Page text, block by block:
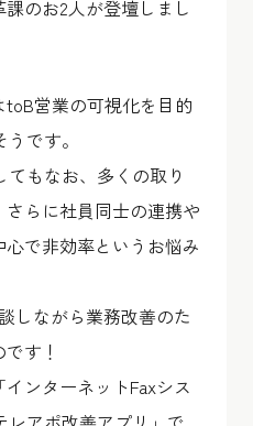
のお2人が登壇しまし
toB営業の可視化を目的
です。
てもなお、多くの取り
らに社員同士の連携や
で非効率というお悩み
しながら業務改善のた
す！
ンターネットFaxシス